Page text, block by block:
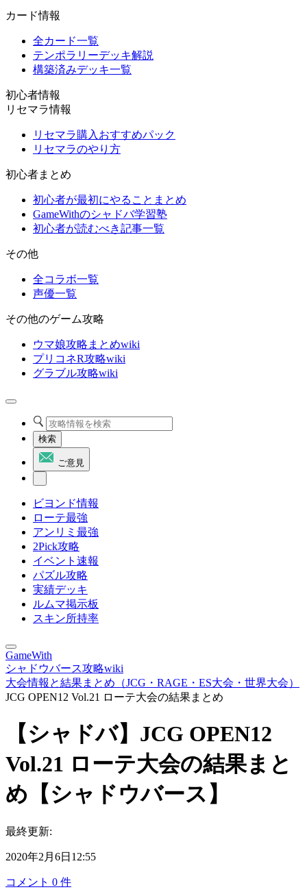
カード情報
全カード一覧
テンポラリーデッキ解説
構築済みデッキ一覧
初心者情報
リセマラ情報
リセマラ購入おすすめパック
リセマラのやり方
初心者まとめ
初心者が最初にやることまとめ
GameWithのシャドバ学習塾
初心者が読むべき記事一覧
その他
全コラボ一覧
声優一覧
その他のゲーム攻略
ウマ娘攻略まとめwiki
プリコネR攻略wiki
グラブル攻略wiki
検索
ご意見
ビヨンド情報
ローテ最強
アンリミ最強
2Pick攻略
イベント速報
パズル攻略
実績デッキ
ルムマ掲示板
スキン所持率
GameWith
シャドウバース攻略wiki
大会情報と結果まとめ（JCG・RAGE・ES大会・世界大会）
JCG OPEN12 Vol.21 ローテ大会の結果まとめ
【シャドバ】JCG OPEN12
Vol.21 ローテ大会の結果まと
め【シャドウバース】
最終更新:
2020年2月6日12:55
コメント 0 件